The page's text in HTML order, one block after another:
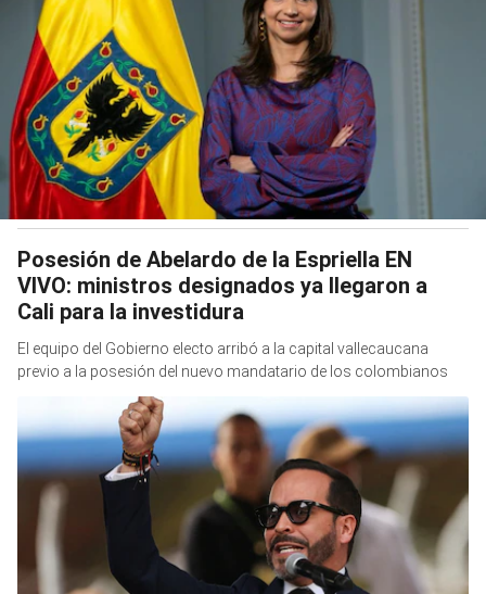
Posesión de Abelardo de la Espriella EN
VIVO: ministros designados ya llegaron a
Cali para la investidura
El equipo del Gobierno electo arribó a la capital vallecaucana
previo a la posesión del nuevo mandatario de los colombianos